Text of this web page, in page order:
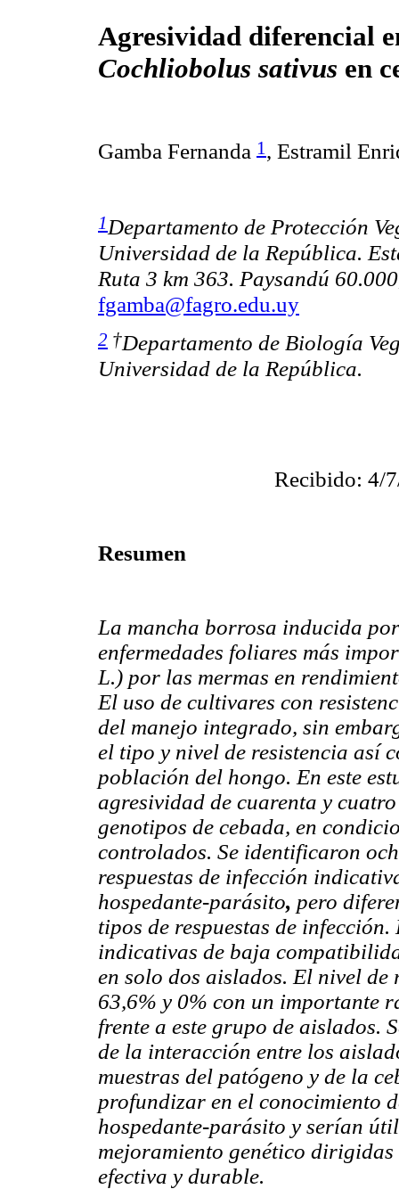
Agresividad diferencial
Cochliobolus sativus en
Gamba Fernanda 1 , Estramil
1Departamento de Protección
Universidad de la República.
Ruta 3 km 363. Paysandú
fgamba@fagro.edu.uy
2 †Departamento de Biología
Universidad de la República.
Recibido: 4/
Resumen
La mancha borrosa inducida
enfermedades foliares más
L.) por las mermas en
El uso de cultivares con
del manejo integrado, sin
el tipo y nivel de resistencia así
población del hongo. En este
agresividad de cuarenta y
genotipos de cebada, en
controlados. Se identificaron
respuestas de infección
hospedante-parásito, pero
tipos de respuestas de
indicativas de baja
en solo dos aislados. El nivel de
63,6% y 0% con un importante
frente a este grupo de aislados.
de la interacción entre los
muestras del patógeno y de la
profundizar en el conocimiento
hospedante-parásito y serían
mejoramiento genético
efectiva y durable.